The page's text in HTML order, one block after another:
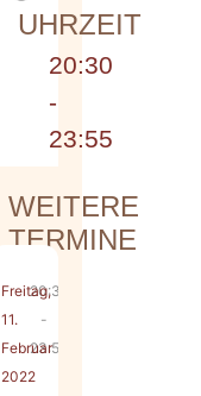
UHRZEIT
20:30
-
23:55
WEITERE
TERMINE
Freitag,
11.
Februar
2022
20:30
-
23:55